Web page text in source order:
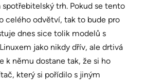
trh. Pokud se tento
celého odvětví, tak to bude pro
dnes sice tolik modelů s
jako nikdy dřív, ale drtivá
k němu dostane tak, že si ho
který si pořídilo s jiným